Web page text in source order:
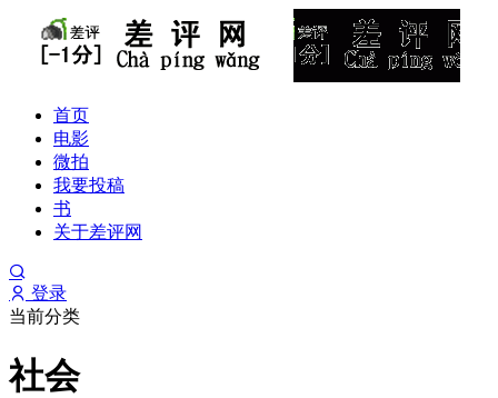
首页
电影
微拍
我要投稿
书
关于差评网
登录
当前分类
社会